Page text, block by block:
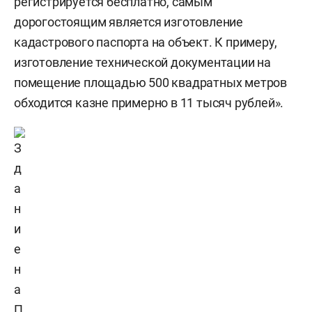
дорогостоящим является изготовление
кадастрового паспорта на объект. К примеру,
изготовление технической документации на
помещение площадью 500 квадратных метров
обходится казне примерно в 11 тысяч рублей».